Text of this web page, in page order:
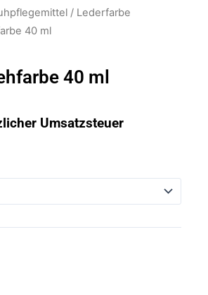
/ Lederfarbe
40 ml
40 ml
Umsatzsteuer